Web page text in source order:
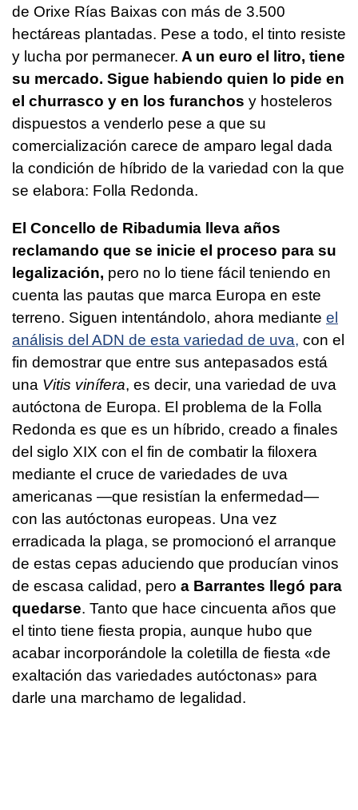
de Orixe Rías Baixas con más de 3.500
hectáreas plantadas. Pese a todo, el tinto resiste
y lucha por permanecer. A un euro el litro, tiene
su mercado. Sigue habiendo quien lo pide en
el churrasco y en los furanchos y hosteleros
dispuestos a venderlo pese a que su
comercialización carece de amparo legal dada
la condición de híbrido de la variedad con la que
se elabora: Folla Redonda.
El Concello de Ribadumia lleva años
reclamando que se inicie el proceso para su
legalización, pero no lo tiene fácil teniendo en
cuenta las pautas que marca Europa en este
terreno. Siguen intentándolo, ahora mediante el
análisis del ADN de esta variedad de uva, con el
fin demostrar que entre sus antepasados está
una Vitis vinífera, es decir, una variedad de uva
autóctona de Europa. El problema de la Folla
Redonda es que es un híbrido, creado a finales
del siglo XIX con el fin de combatir la filoxera
mediante el cruce de variedades de uva
americanas —que resistían la enfermedad—
con las autóctonas europeas. Una vez
erradicada la plaga, se promocionó el arranque
de estas cepas aduciendo que producían vinos
de escasa calidad, pero a Barrantes llegó para
quedarse. Tanto que hace cincuenta años que
el tinto tiene fiesta propia, aunque hubo que
acabar incorporándole la coletilla de fiesta «de
exaltación das variedades autóctonas» para
darle una marchamo de legalidad.